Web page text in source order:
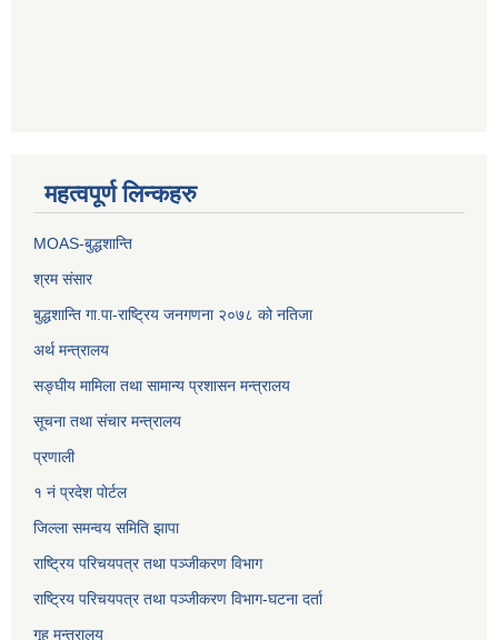
महत्वपूर्ण लिन्कहरु
MOAS-बुद्धशान्ति
श्रम संसार
बुद्धशान्ति गा.पा-राष्ट्रिय जनगणना २०७८ को नतिजा
अर्थ मन्त्रालय
सङ्‍घीय मामिला तथा सामान्य प्रशासन मन्त्रालय
सूचना तथा संचार मन्त्रालय
प्रणाली
१ नं प्रदेश पोर्टल
जिल्ला समन्वय समिति झापा
राष्ट्रिय परिचयपत्र तथा पञ्जीकरण विभाग
राष्ट्रिय परिचयपत्र तथा पञ्जीकरण विभाग-घटना दर्ता
गृह मन्त्रालय